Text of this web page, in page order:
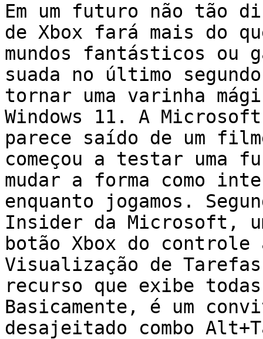
Em um futuro não tão
de Xbox fará mais do
mundos fantásticos
suada no último
tornar uma varinha
Windows 11. A
parece saído de um
começou a testar uma
mudar a forma como
enquanto jogamos.
Insider da Microsoft,
botão Xbox do
Visualização de
recurso que exibe
Basicamente, é um
desajeitado combo